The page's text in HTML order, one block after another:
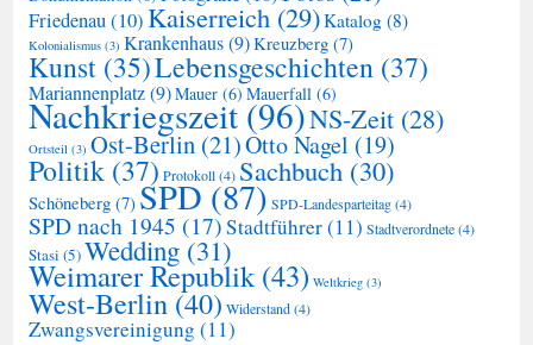
Friedenau(10)Kaiserreich(29)Katalog (8)
Kolonialismus (3) Krankenhaus(9)Kreuzberg (7)
Kunst (35)Lebensgeschichten (37)
Mariannenplatz(9)Mauer (6) Mauerfall (6)
Nachkriegszeit(96)NS-Zeit (28)
Ortsteil (3) Ost-Berlin (21)Otto Nagel (19)
Politik (37) Protokoll(4) Sachbuch (30)
Schöneberg (7) SPD (87) SPD-Landesparteitag(4)
SPD nach 1945 (17)Stadtführer(11) Stadtverordnete(4)
Stasi (5)Wedding (31)
Weimarer Republik(43) Weltkrieg (3)
West-Berlin (40) Widerstand(4)
Zwangsvereinigung (11)